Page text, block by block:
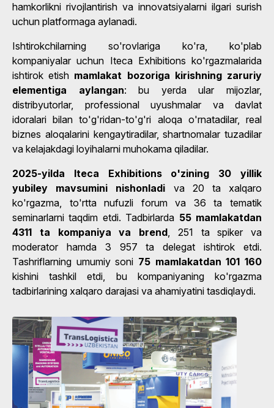
hamkorlikni rivojlantirish va innovatsiyalarni ilgari surish
uchun platformaga aylanadi.
Ishtirokchilarning so'rovlariga ko'ra, ko'plab
kompaniyalar uchun Iteca Exhibitions ko'rgazmalarida
ishtirok etish mamlakat bozoriga kirishning zaruriy
elementiga aylangan: bu yerda ular mijozlar,
distribyutorlar, professional uyushmalar va davlat
idoralari bilan to'g'ridan-to'g'ri aloqa o'rnatadilar, real
biznes aloqalarini kengaytiradilar, shartnomalar tuzadilar
va kelajakdagi loyihalarni muhokama qiladilar.
2025-yilda Iteca Exhibitions o'zining 30 yillik
yubiley mavsumini nishonladi va 20 ta xalqaro
ko'rgazma, to'rtta nufuzli forum va 36 ta tematik
seminarlarni taqdim etdi. Tadbirlarda 55 mamlakatdan
4311 ta kompaniya va brend , 251 ta spiker va
moderator hamda 3 957 ta delegat ishtirok etdi.
Tashriflarning umumiy soni 75 mamlakatdan 101 160
kishini tashkil etdi, bu kompaniyaning ko'rgazma
tadbirlarining xalqaro darajasi va ahamiyatini tasdiqlaydi.